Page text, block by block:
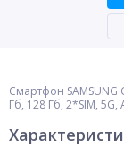
Смартфон SAMSUNG
Гб, 128 Гб, 2*SIM,